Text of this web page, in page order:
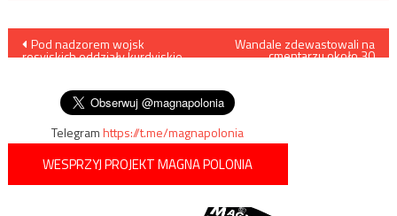
Nawigacja
wpisu
Pod nadzorem wojsk
rosyjskich oddziały kurdyjskie
Wandale zdewastowali na
cmentarzu około 30
Telegramhttps://t.me/magnapolonia
WESPRZYJ PROJEKT MAGNA POLONIA